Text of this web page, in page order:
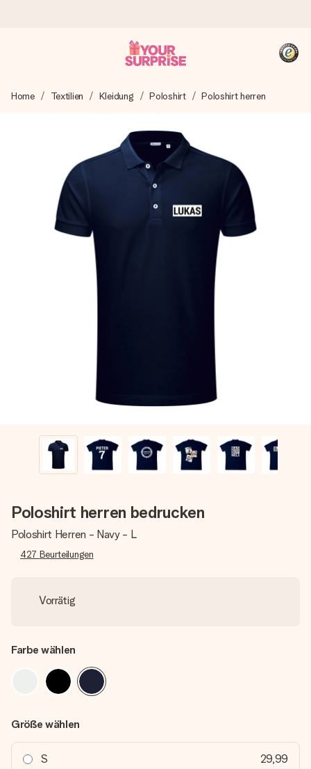
Wir bereiten dein Geschenk sorgfältig vor und schicken es
4,8 (basierend auf +15.000 Bewertungen)
Unsere Geschenke begeistern. Kunden bewerten uns mit
4,8 bei Google Reviews (Gesamtergebnis aller Länder, in
die wir versenden).
+49 39292 929695
Home Textilien Kleidung Poloshirt Poloshirt herren
Poloshirt herren bedrucken
Poloshirt Herren - Navy - L
427 Beurteilungen
Vorrätig
Farbe wählen
Größe wählen
S 29,99